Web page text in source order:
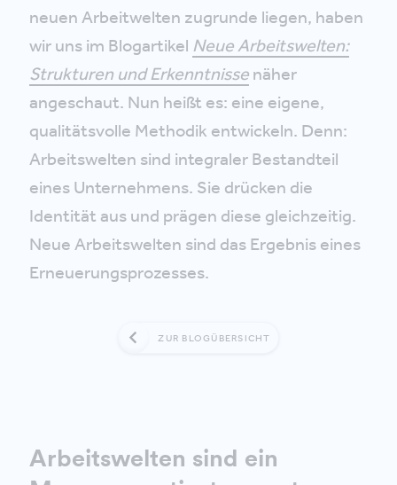
neuen Arbeitwelten zugrunde liegen, haben
wir uns im Blogartikel Neue Arbeitswelten:
Strukturen und Erkenntnisse näher
angeschaut. Nun heißt es: eine eigene,
qualitätsvolle Methodik entwickeln. Denn:
Arbeitswelten sind integraler Bestandteil
eines Unternehmens. Sie drücken die
Identität aus und prägen diese gleichzeitig.
Neue Arbeitswelten sind das Ergebnis eines
Erneuerungsprozesses.
ZUR BLOGÜBERSICHT
Arbeitswelten sind ein